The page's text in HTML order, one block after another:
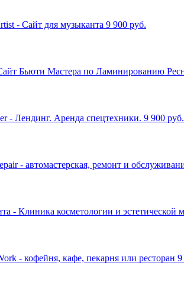
- Сайт для музыканта 9 900 руб.
Бьюти Мастера по Ламинированию
- Лендинг. Аренда спецтехники. 9 900 руб.
- автомастерская, ремонт и
- Клиника косметологии и эстетической
- кофейня, кафе, пекарня или ресторан 9